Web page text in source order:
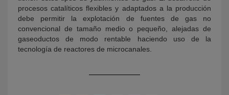
procesos catalíticos flexibles y adaptados a la producción
debe permitir la explotación de fuentes de gas no
convencional de tamaño medio o pequeño, alejadas de
gaseoductos de modo rentable haciendo uso de la
tecnología de reactores de microcanales.